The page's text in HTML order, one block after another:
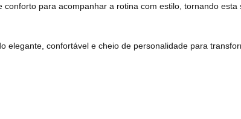
conforto para acompanhar a rotina com estilo, tornando
elegante, confortável e cheio de personalidade para